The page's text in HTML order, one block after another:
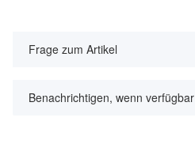
Frage zum Artikel
Benachrichtigen, wenn verfügbar